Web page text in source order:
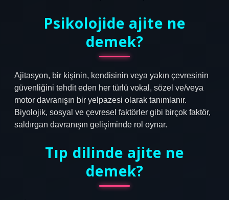
Psikolojide ajite ne
demek?
Ajitasyon, bir kişinin, kendisinin veya yakın çevresinin
güvenliğini tehdit eden her türlü vokal, sözel ve/veya
motor davranışın bir yelpazesi olarak tanımlanır.
Biyolojik, sosyal ve çevresel faktörler gibi birçok faktör,
saldırgan davranışın gelişiminde rol oynar.
Tıp dilinde ajite ne
demek?